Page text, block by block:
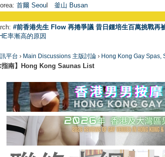
首爾 Seou 釜山 Busan
#前香港先生 Flow 再捲爭議 昔日鍾培生百萬挑戰再
率漸高的原因
平台 › Main Discussions 主版討論 › Hong Kong Gay Spas,
指南】Hong Kong Saunas List